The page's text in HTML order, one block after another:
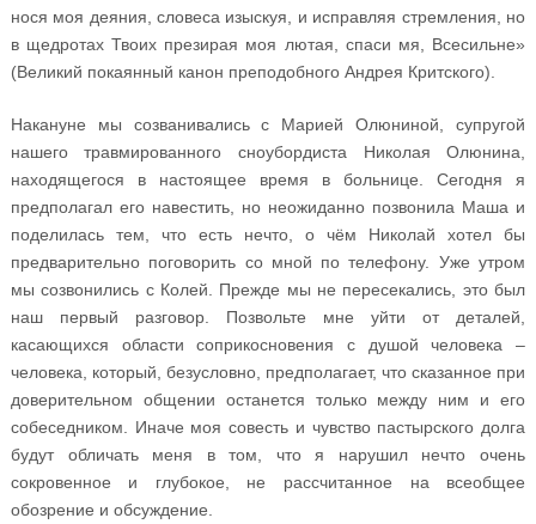
нося моя деяния, словеса изыскуя, и исправляя стремления, но
в щедротах Твоих презирая моя лютая, спаси мя, Всесильне»
(Великий покаянный канон преподобного Андрея Критского).
Накануне мы созванивались с Марией Олюниной, супругой
нашего травмированного сноубордиста Николая Олюнина,
находящегося в настоящее время в больнице. Сегодня я
предполагал его навестить, но неожиданно позвонила Маша и
поделилась тем, что есть нечто, о чём Николай хотел бы
предварительно поговорить со мной по телефону. Уже утром
мы созвонились с Колей. Прежде мы не пересекались, это был
наш первый разговор. Позвольте мне уйти от деталей,
касающихся области соприкосновения с душой человека –
человека, который, безусловно, предполагает, что сказанное при
доверительном общении останется только между ним и его
собеседником. Иначе моя совесть и чувство пастырского долга
будут обличать меня в том, что я нарушил нечто очень
сокровенное и глубокое, не рассчитанное на всеобщее
обозрение и обсуждение.